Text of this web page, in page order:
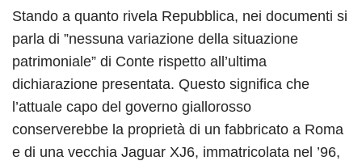
Stando a quanto rivela Repubblica, nei documenti si
parla di ”nessuna variazione della situazione
patrimoniale” di Conte rispetto all’ultima
dichiarazione presentata. Questo significa che
l’attuale capo del governo giallorosso
conserverebbe la proprietà di un fabbricato a Roma
e di una vecchia Jaguar XJ6, immatricolata nel ’96,